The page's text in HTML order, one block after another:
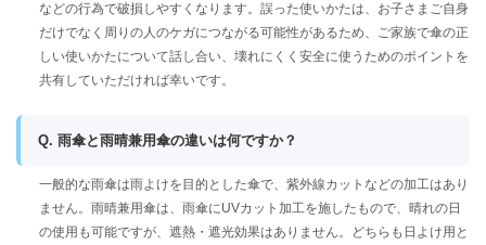
などの行為で破損しやすくなります。誤った使いかたは、お子さまご自身
だけでなく周りの人のケガにつながる可能性があるため、ご家族で傘の正
しい使いかたについて話し合い、壊れにくく安全に使うためのポイントを
共有していただければ幸いです。
Q. 雨傘と雨晴兼用傘の違いは何ですか？
一般的な雨傘は雨よけを目的とした傘で、紫外線カットなどの加工はあり
ません。雨晴兼用傘は、雨傘にUVカット加工を施したもので、晴れの日
の使用も可能ですが、遮熱・遮光効果はありません。どちらも日よけ用と